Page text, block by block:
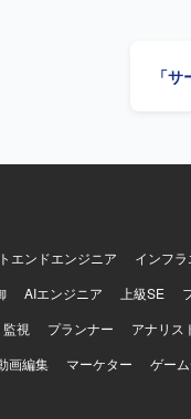
な
おります。 【ポジションの魅力
した
「
エンドエンジニア インフ
AIエンジニア 上級SE
視 プランナー アナリス
画編集 マーケター ゲー